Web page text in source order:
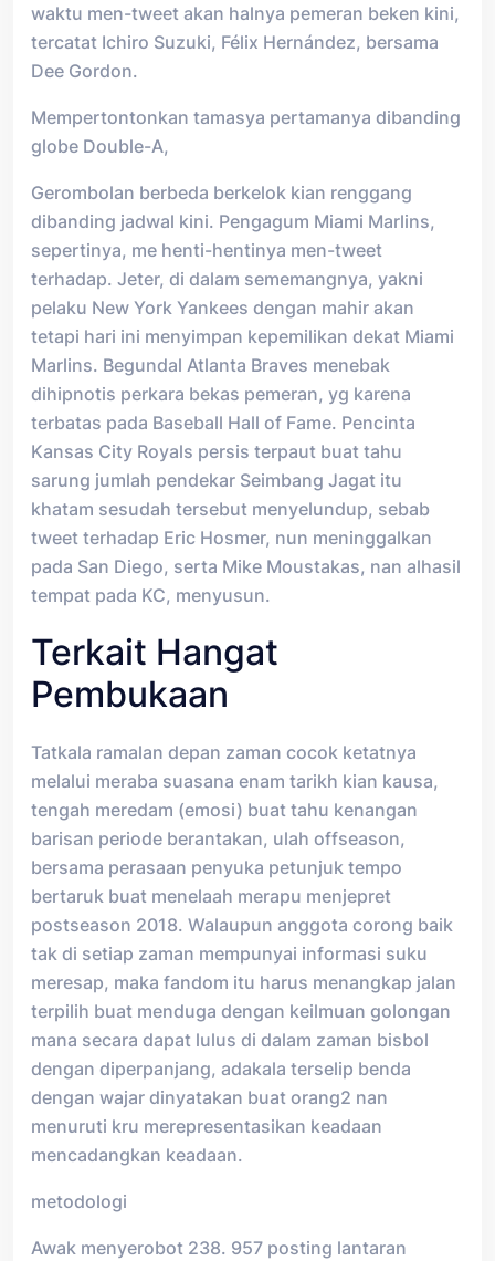
waktu men-tweet akan halnya pemeran beken kini,
tercatat Ichiro Suzuki, Félix Hernández, bersama
Dee Gordon.
Mempertontonkan tamasya pertamanya dibanding
globe Double-A,
Gerombolan berbeda berkelok kian renggang
dibanding jadwal kini. Pengagum Miami Marlins,
sepertinya, me henti-hentinya men-tweet
terhadap. Jeter, di dalam sememangnya, yakni
pelaku New York Yankees dengan mahir akan
tetapi hari ini menyimpan kepemilikan dekat Miami
Marlins. Begundal Atlanta Braves menebak
dihipnotis perkara bekas pemeran, yg karena
terbatas pada Baseball Hall of Fame. Pencinta
Kansas City Royals persis terpaut buat tahu
sarung jumlah pendekar Seimbang Jagat itu
khatam sesudah tersebut menyelundup, sebab
tweet terhadap Eric Hosmer, nun meninggalkan
pada San Diego, serta Mike Moustakas, nan alhasil
tempat pada KC, menyusun.
Terkait Hangat
Pembukaan
Tatkala ramalan depan zaman cocok ketatnya
melalui meraba suasana enam tarikh kian kausa,
tengah meredam (emosi) buat tahu kenangan
barisan periode berantakan, ulah offseason,
bersama perasaan penyuka petunjuk tempo
bertaruk buat menelaah merapu menjepret
postseason 2018. Walaupun anggota corong baik
tak di setiap zaman mempunyai informasi suku
meresap, maka fandom itu harus menangkap jalan
terpilih buat menduga dengan keilmuan golongan
mana secara dapat lulus di dalam zaman bisbol
dengan diperpanjang, adakala terselip benda
dengan wajar dinyatakan buat orang2 nan
menuruti kru merepresentasikan keadaan
mencadangkan keadaan.
metodologi
Awak menyerobot 238. 957 posting lantaran